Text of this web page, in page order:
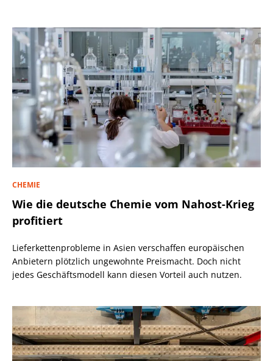
CHEMIE
Wie die deutsche Chemie vom Nahost-Krieg
profitiert
Lieferkettenprobleme in Asien verschaffen europäischen
Anbietern plötzlich ungewohnte Preismacht. Doch nicht
jedes Geschäftsmodell kann diesen Vorteil auch nutzen.